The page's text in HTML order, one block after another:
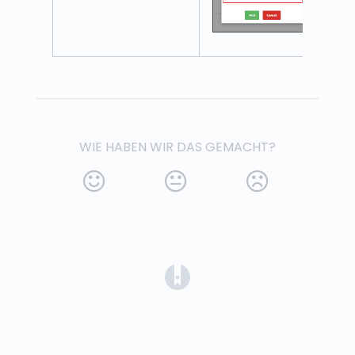
WIE HABEN WIR DAS GEMACHT?